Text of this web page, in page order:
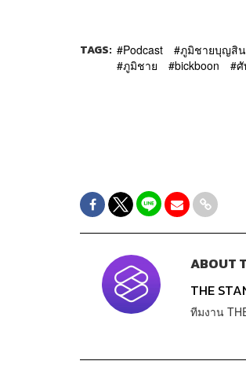
TAGS: Podcast ภูมิชายบุญสิ
ภูมิชาย
bickboon
ABOUT
THE
ทีมงาน